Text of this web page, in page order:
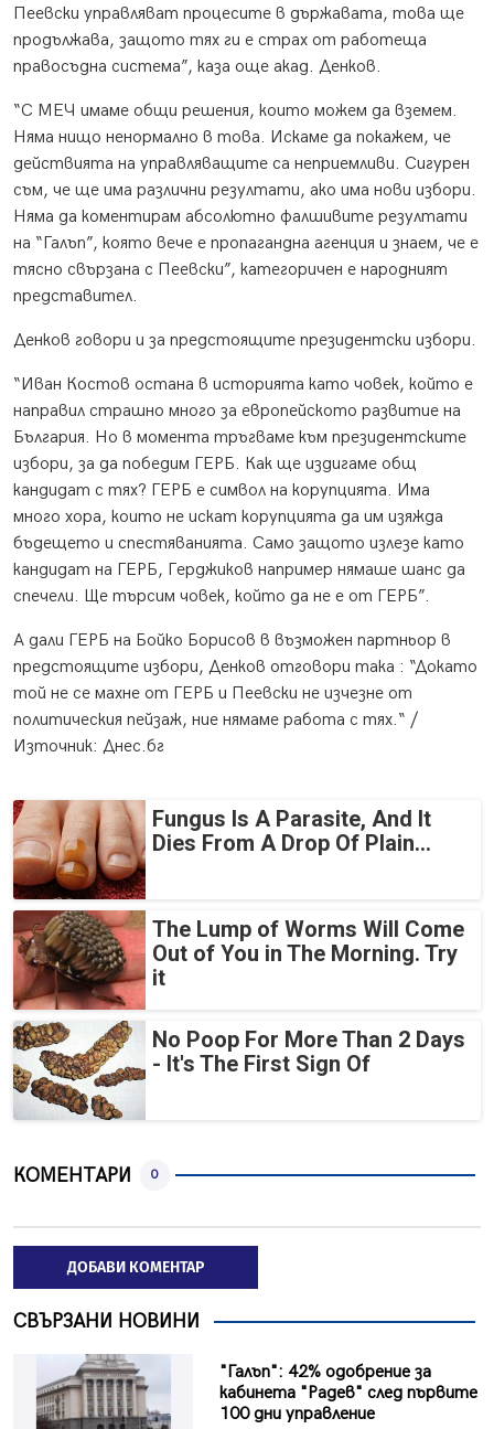
Пеевски управляват процесите в държавата, това ще
продължава, защото тях ги е страх от работеща
правосъдна система”, каза още акад. Денков.
“С МЕЧ имаме общи решения, които можем да вземем.
Няма нищо ненормално в това. Искаме да покажем, че
действията на управляващите са неприемливи. Сигурен
съм, че ще има различни резултати, ако има нови избори.
Няма да коментирам абсолютно фалшивите резултати
на “Галъп”, която вече е пропагандна агенция и знаем, че е
тясно свързана с Пеевски”, категоричен е народният
представител.
Денков говори и за предстоящите президентски избори.
“Иван Костов остана в историята като човек, който е
направил страшно много за европейското развитие на
България. Но в момента тръгваме към президентските
избори, за да победим ГЕРБ. Как ще издигаме общ
кандидат с тях? ГЕРБ е символ на корупцията. Има
много хора, които не искат корупцията да им изяжда
бъдещето и спестяванията. Само защото излезе като
кандидат на ГЕРБ, Герджиков например нямаше шанс да
спечели. Ще търсим човек, който да не е от ГЕРБ”.
А дали ГЕРБ на Бойко Борисов в възможен партньор в
предстоящите избори, Денков отговори така : “Докато
той не се махне от ГЕРБ и Пеевски не изчезне от
политическия пейзаж, ние нямаме работа с тях.“ /
Източник: Днес.бг
Fungus Is A Parasite, And It
Dies From A Drop Of Plain...
The Lump of Worms Will Come
Out of You in The Morning. Try
it
No Poop For More Than 2 Days
- It's The First Sign Of
КОМЕНТАРИ 0
ДОБАВИ КОМЕНТАР
СВЪРЗАНИ НОВИНИ
"Галъп": 42% одобрение за
кабинета "Радев" след първите
100 дни управление